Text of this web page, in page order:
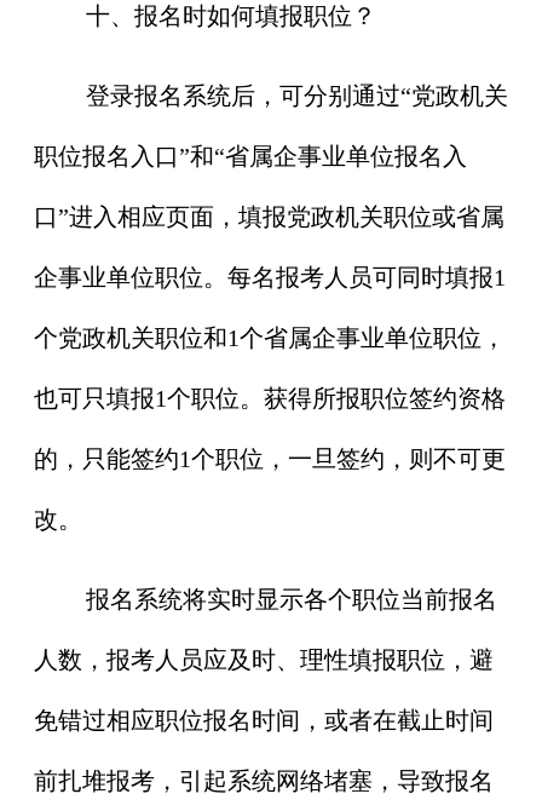
十、报名时如何填报职位？
登录报名系统后，可分别通过“党政机关
职位报名入口”和“省属企事业单位报名入
口”进入相应页面，填报党政机关职位或省属
企事业单位职位。每名报考人员可同时填报1
个党政机关职位和1个省属企事业单位职位，
也可只填报1个职位。获得所报职位签约资格
的，只能签约1个职位，一旦签约，则不可更
改。
报名系统将实时显示各个职位当前报名
人数，报考人员应及时、理性填报职位，避
免错过相应职位报名时间，或者在截止时间
前扎堆报考，引起系统网络堵塞，导致报名